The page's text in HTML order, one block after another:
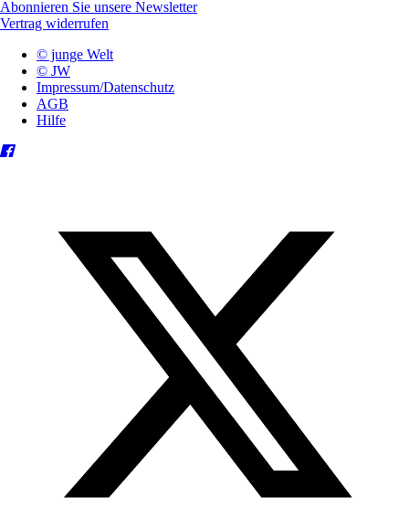
Abonnieren Sie unsere Newsletter
Vertrag widerrufen
© junge Welt
© JW
Impressum/Datenschutz
AGB
Hilfe